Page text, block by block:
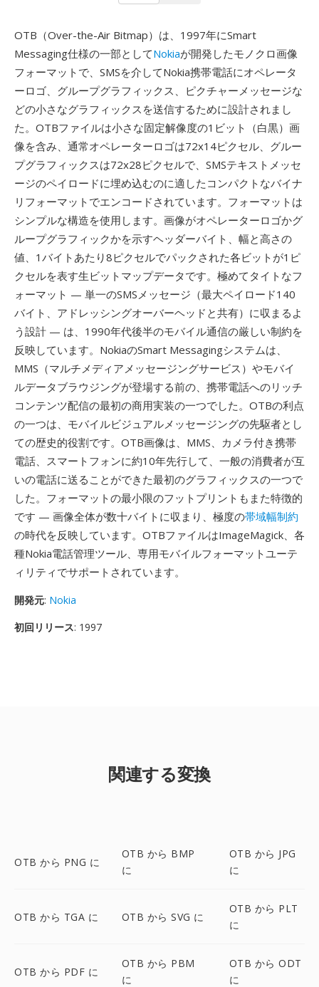
OTB（Over-the-Air Bitmap）は、1997年にSmart
Messaging仕様の一部としてNokiaが開発したモノクロ画像
フォーマットで、SMSを介してNokia携帯電話にオペレータ
ーロゴ、グループグラフィックス、ピクチャーメッセージな
どの小さなグラフィックスを送信するために設計されまし
た。OTBファイルは小さな固定解像度の1ビット（白黒）画
像を含み、通常オペレーターロゴは72x14ピクセル、グルー
プグラフィックスは72x28ピクセルで、SMSテキストメッセ
ージのペイロードに埋め込むのに適したコンパクトなバイナ
リフォーマットでエンコードされています。フォーマットは
シンプルな構造を使用します。画像がオペレーターロゴかグ
ループグラフィックかを示すヘッダーバイト、幅と高さの
値、1バイトあたり8ピクセルでパックされた各ビットが1ピ
クセルを表す生ビットマップデータです。極めてタイトなフ
ォーマット — 単一のSMSメッセージ（最大ペイロード140
バイト、アドレッシングオーバーヘッドと共有）に収まるよ
う設計 — は、1990年代後半のモバイル通信の厳しい制約を
反映しています。NokiaのSmart Messagingシステムは、
MMS（マルチメディアメッセージングサービス）やモバイ
ルデータブラウジングが登場する前の、携帯電話へのリッチ
コンテンツ配信の最初の商用実装の一つでした。OTBの利点
の一つは、モバイルビジュアルメッセージングの先駆者とし
ての歴史的役割です。OTB画像は、MMS、カメラ付き携帯
電話、スマートフォンに約10年先行して、一般の消費者が互
いの電話に送ることができた最初のグラフィックスの一つで
した。フォーマットの最小限のフットプリントもまた特徴的
です — 画像全体が数十バイトに収まり、極度の帯域幅制約
の時代を反映しています。OTBファイルはImageMagick、各
種Nokia電話管理ツール、専用モバイルフォーマットユーテ
ィリティでサポートされています。
開発元: Nokia
初回リリース: 1997
関連する変換
OTB から PNG に
OTB から BMP
に
OTB から JPG
に
OTB から TGA に OTB から SVG に
OTB から PLT
に
OTB から PDF に
OTB から PBM
に
OTB から ODT
に